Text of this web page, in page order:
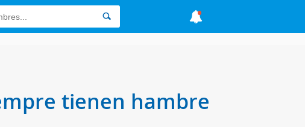
tienen hambre